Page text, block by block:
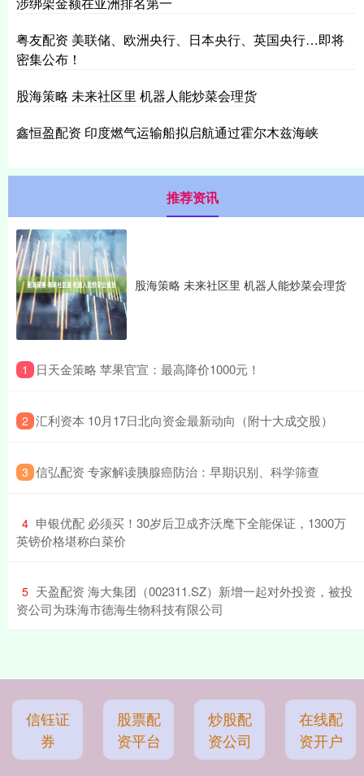
粤友配资 美联储、欧洲央行、日本央行、英国央行…即将
密集公布！
股海策略 未来社区里 机器人能炒菜会理货
鑫恒盈配资 印度燃气运输船拟启航通过霍尔木兹海峡
推荐资讯
股海策略 未来社区里 机器人能炒菜会理货
1 ​日天金策略 苹果官宣：最高降价1000元！
2 ​汇利资本 10月17日北向资金最新动向（附十大成交股）
3 ​信弘配资 专家解读胰腺癌防治：早期识别、科学筛查
4 ​申银优配 必须买！30岁后卫成齐沃麾下全能保证，1300万
英镑价格堪称白菜价
5 ​天盈配资 海大集团（002311.SZ）新增一起对外投资，被投
资公司为珠海市德海生物科技有限公司
信钰证
券
股票配
资平台
炒股配
资公司
在线配
资开户